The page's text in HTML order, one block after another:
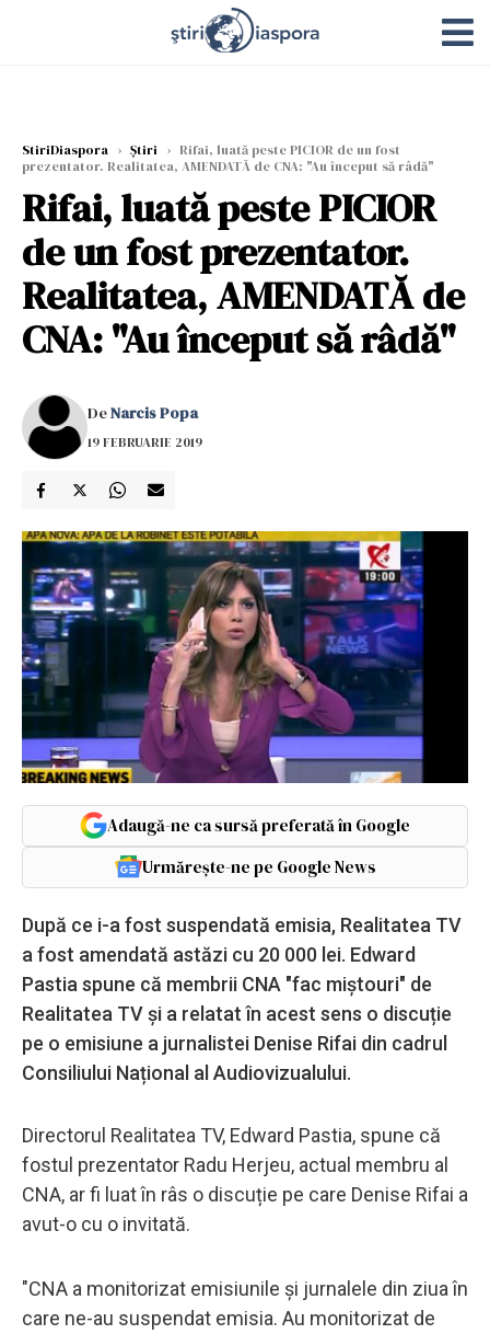
StiriDiaspora › Știri › Rifai, luată peste PICIOR de un fost
prezentator. Realitatea, AMENDATĂ de CNA: "Au început să râdă"
Rifai, luată peste PICIOR
de un fost prezentator.
Realitatea, AMENDATĂ de
CNA: "Au început să râdă"
DeNarcis Popa
19 FEBRUARIE 2019
Adaugă-ne ca sursă preferată în Google
Urmărește-ne pe Google News
După ce i-a fost suspendată emisia, Realitatea TV
a fost amendată astăzi cu 20 000 lei. Edward
Pastia spune că membrii CNA "fac miștouri" de
Realitatea TV și a relatat în acest sens o discuție
pe o emisiune a jurnalistei Denise Rifai din cadrul
Consiliului Național al Audiovizualului.
Directorul Realitatea TV, Edward Pastia, spune că
fostul prezentator Radu Herjeu, actual membru al
CNA, ar fi luat în râs o discuție pe care Denise Rifai a
avut-o cu o invitată.
"CNA a monitorizat emisiunile și jurnalele din ziua în
care ne-au suspendat emisia. Au monitorizat de